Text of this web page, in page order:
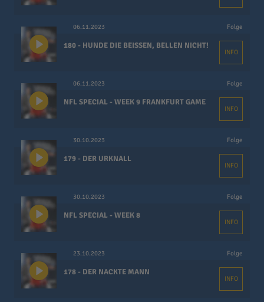
06.11.2023 Folge
180 - HUNDE DIE BEISSEN, BELLEN NICHT!
INFO
06.11.2023 Folge
NFL SPECIAL - WEEK 9 FRANKFURT GAME
INFO
30.10.2023 Folge
179 - DER URKNALL
INFO
30.10.2023 Folge
NFL SPECIAL - WEEK 8
INFO
23.10.2023 Folge
178 - DER NACKTE MANN
INFO